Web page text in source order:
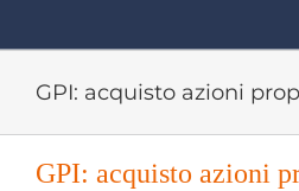
GPI: acquisto azioni
GPI: acquisto azioni